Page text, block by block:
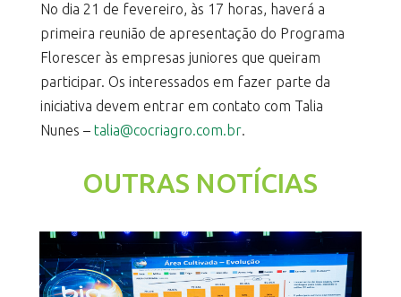
No dia 21 de fevereiro, às 17 horas, haverá a
primeira reunião de apresentação do Programa
Florescer às empresas juniores que queiram
participar. Os interessados em fazer parte da
iniciativa devem entrar em contato com Talia
Nunes – talia@cocriagro.com.br.
OUTRAS NOTÍCIAS